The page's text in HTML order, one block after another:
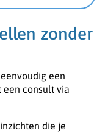
zonder
eenvoudig een
een consult via
die je